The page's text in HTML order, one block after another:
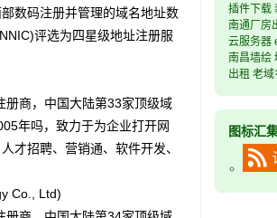
数码注册并管理的域名地址数
评选为四星级地址注册服
商，中国大陆第33家顶级域
年吗，致力于为企业打开网
才招聘、营销通、软件开发、
Co., Ltd)
插件下载
南通厂房
云服务器
南昌墙绘
出租 老域
图标汇